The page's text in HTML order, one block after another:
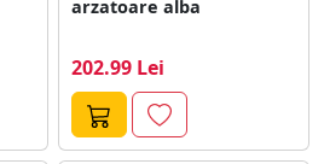
arzatoare alba
202.99 Lei